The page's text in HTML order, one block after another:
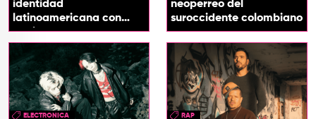
identidad
latinoamericana con
'InDios'
neoperreo del
suroccidente colombiano
ELECTRONICA RAP